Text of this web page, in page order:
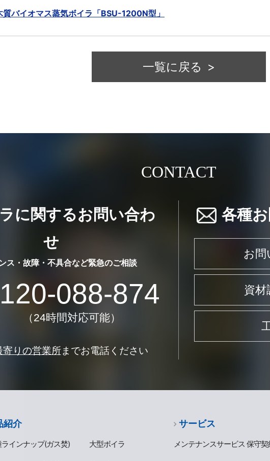
バイオマス蒸気ボイラ「BSU-1200N型」
一覧に戻る
CONTACT
に関するお問い合わ
せ
ス・故障・不具合など緊急のご相談
088-874
（24時間対応可能）
寄りの営業所までお電話ください
各種
お問
資材
紹介
インナップ(ガス焚) 大型ボイラ
サービス
メンテナンスサービス 保守契